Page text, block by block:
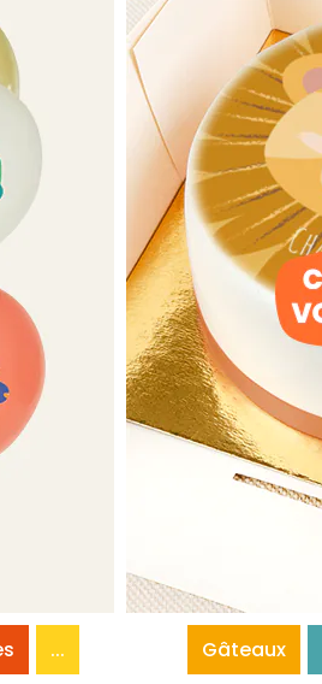
... Gâteaux